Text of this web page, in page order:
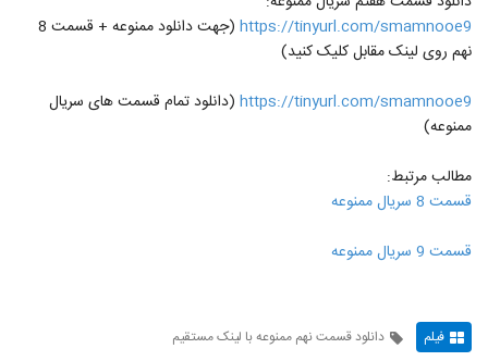
https://tinyurl.com/smamnooe9
(جهت دانلود ممنوعه + قسمت 8
نهم روی لینک مقابل کلیک کنید)
https://tinyurl.com/smamnooe9 (دانلود تمام قسمت های سریال
ممنوعه)
مطالب مرتبط:
قسمت 8 سریال ممنوعه
قسمت 9 سریال ممنوعه
فیلم
دانلود قسمت نهم ممنوعه با لینک مستقیم